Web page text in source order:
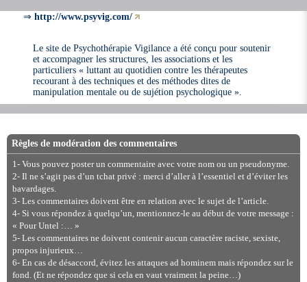
⇒http://www.psyvig.com/
Le site de Psychothérapie Vigilance a été conçu pour soutenir
et accompagner les structures, les associations et les
particuliers « luttant au quotidien contre les thérapeutes
recourant à des techniques et des méthodes dites de
manipulation mentale ou de sujétion psychologique ».
Règles de modération des commentaires
1- Vous pouvez poster un commentaire avec votre nom ou un pseudonyme.
2- Il ne s’agit pas d’un tchat privé : merci d’aller à l’essentiel et d’éviter les
bavardages.
3- Les commentaires doivent être en relation avec le sujet de l’article.
4- Si vous répondez à quelqu’un, mentionnez-le au début de votre message :
« Pour Untel :… »
5- Les commentaires ne doivent contenir aucun caractère raciste, sexiste,
propos injurieux…
6- En cas de désaccord, évitez les attaques ad hominem mais répondez sur le
fond. (Et ne répondez que si cela en vaut vraiment la peine…)